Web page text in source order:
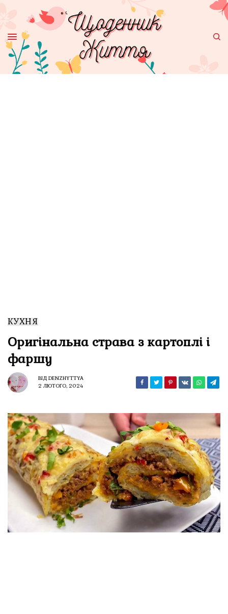
КУХНЯ
Оригінальна страва з картоплі і
фаршу
ВІД DENZHYTTYA
2 ЛЮТОГО, 2024